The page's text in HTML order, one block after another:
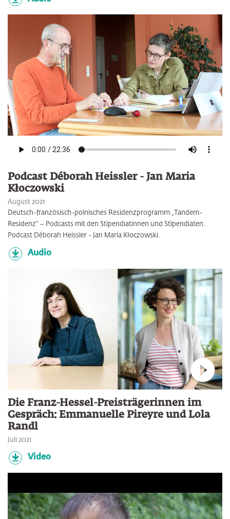
Podcast Déborah Heissler - Jan Maria
Kłoczowski
August 2021
Deutsch-französisch-polnisches Residenzprogramm „Tandem-
Residenz” – Podcasts mit den Stipendiatinnen und Stipendiaten.
Podcast Déborah Heissler - Jan Maria Kłoczowski.
Audio
Die Franz-Hessel-Preisträgerinnen im
Gespräch: Emmanuelle Pireyre und Lola
Randl
Juli 2021
Video